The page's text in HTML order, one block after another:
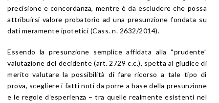
precisione e concordanza, mentre è da escludere che possa
attribuirsi valore probatorio ad una presunzione fondata su
dati meramente ipotetici (Cass. n. 2632/2014).
Essendo la presunzione semplice affidata alla “prudente”
valutazione del decidente (art. 2729 c.c.), spetta al giudice di
merito valutare la possibilità di fare ricorso a tale tipo di
prova, scegliere i fatti noti da porre a base della presunzione
e le regole d’esperienza – tra quelle realmente esistenti nel